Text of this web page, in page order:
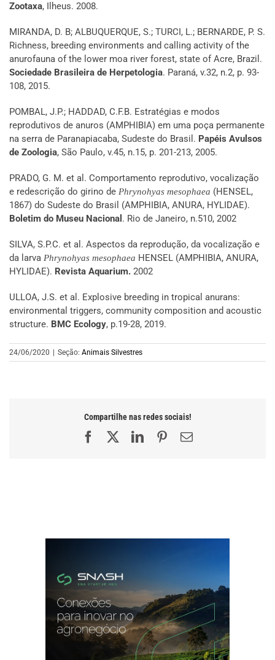
Zootaxa, Ilheus. 2008.
MIRANDA, D. B; ALBUQUERQUE, S.; TURCI, L.; BERNARDE, P. S.
Richness, breeding environments and calling activity of the
anurofauna of the lower moa river forest, state of Acre, Brazil.
Sociedade Brasileira de Herpetologia. Paraná, v.32, n.2, p. 93-
108, 2015.
POMBAL, J.P.; HADDAD, C.F.B. Estratégias e modos
reprodutivos de anuros (AMPHIBIA) em uma poça permanente
na serra de Paranapiacaba, Sudeste do Brasil. Papéis Avulsos
de Zoologia, São Paulo, v.45, n.15, p. 201-213, 2005.
PRADO, G. M. et al. Comportamento reprodutivo, vocalização
e redescrição do girino de Phrynohyas mesophaea (HENSEL,
1867) do Sudeste do Brasil (AMPHIBIA, ANURA, HYLIDAE).
Boletim do Museu Nacional . Rio de Janeiro, n.510, 2002
SILVA, S.P.C. et al. Aspectos da reprodução, da vocalização e
da larva Phrynohyas mesophaea HENSEL (AMPHIBIA, ANURA,
HYLIDAE). Revista Aquarium. 2002
ULLOA, J.S. et al. Explosive breeding in tropical anurans:
environmental triggers, community composition and acoustic
structure. BMC Ecology, p.19-28, 2019.
24/06/2020 Seção: Animais Silvestres
Compartilhe nas redes sociais!
FacebookLinkedInPinterest
E-